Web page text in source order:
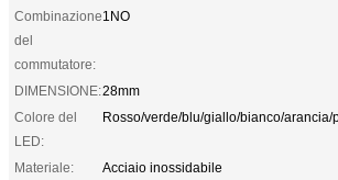
Combinazione
del
commutatore:
1NO
DIMENSIONE:28mm
Colore del
LED:
Rosso/verde/blu/giallo/bianco/arancia/
Materiale:
Acciaio inossidabile